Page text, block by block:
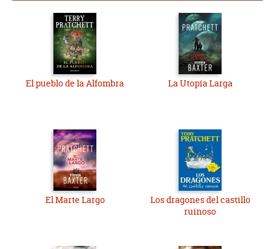
El pueblo de la Alfombra La Utopía Larga
El Marte Largo
Los dragones del castillo
ruinoso